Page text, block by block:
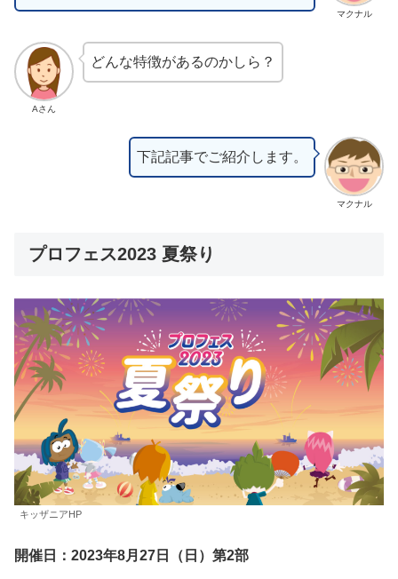
マクナル
Aさん
どんな特徴があるのかしら？
マクナル
下記記事でご紹介します。
プロフェス2023 夏祭り
キッザニアHP
開催日：2023年8月27日（日）第2部